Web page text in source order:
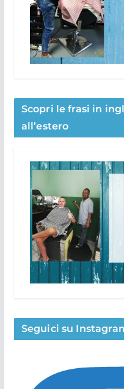
Scopri le frasi in
all’estero
Seguici su